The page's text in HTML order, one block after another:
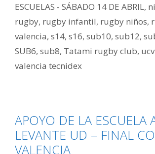
ESCUELAS - SÁBADO 14 DE ABRIL,
rugby, rugby infantil, rugby niños,
valencia, s14, s16, sub10, sub12,
SUB6, sub8, Tatami rugby club,
valencia tecnidex
APOYO DE LA ESCUELA
LEVANTE UD – FINAL
VALENCIA